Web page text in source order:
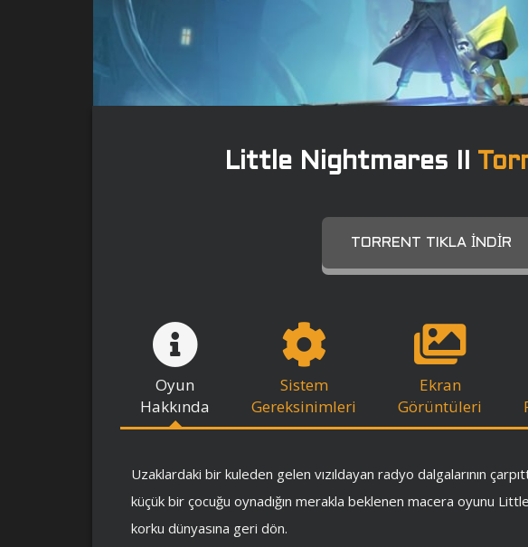
Little Nightmares II
TORRENT TIKLA İNDIR
Oyun
Hakkında
Sistem
Gereksinimleri
Ekran
Görüntüleri
Uzaklardaki bir kuleden gelen vızıldayan radyo dalgalarının
küçük bir çocuğu oynadığın merakla beklenen macera oyunu
korku dünyasına geri dön.